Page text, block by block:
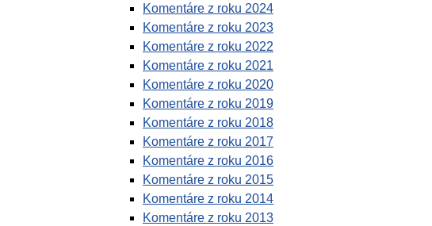
Komentáre z roku 2024
Komentáre z roku 2023
Komentáre z roku 2022
Komentáre z roku 2021
Komentáre z roku 2020
Komentáre z roku 2019
Komentáre z roku 2018
Komentáre z roku 2017
Komentáre z roku 2016
Komentáre z roku 2015
Komentáre z roku 2014
Komentáre z roku 2013